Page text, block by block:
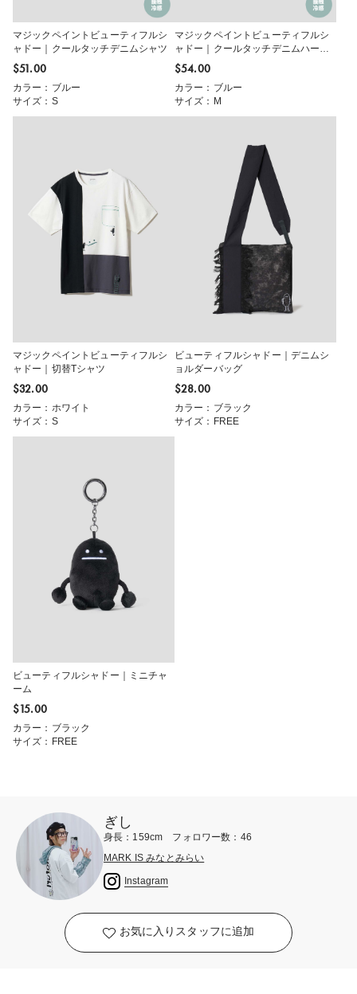
マジックペイントビューティフルシ
ャドー｜クールタッチデニムシャツ
$‌51.00
カラー：ブルー
サイズ：S
マジックペイントビューティフルシ
ャドー｜クールタッチデニムハーフ
パンツ
$‌54.00
カラー：ブルー
サイズ：M
マジックペイントビューティフルシ
ャドー｜切替Tシャツ
$‌32.00
カラー：ホワイト
サイズ：S
ビューティフルシャドー｜デニムシ
ョルダーバッグ
$‌28.00
カラー：ブラック
サイズ：FREE
ビューティフルシャドー｜ミニチャ
ーム
$‌15.00
カラー：ブラック
サイズ：FREE
ぎし
身長：159cm フォロワー数：46
MARK IS みなとみらい
Instagram
お気に入りスタッフに追加